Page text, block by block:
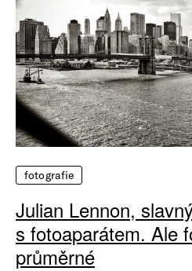
fotografie
Julian Lennon,
s fotoaparátem. Ale
průměrné